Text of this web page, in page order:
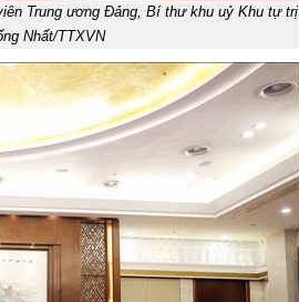
Trung ương Đảng, Bí thư khu uỷ Khu tự trị
Nhất/TTXVN